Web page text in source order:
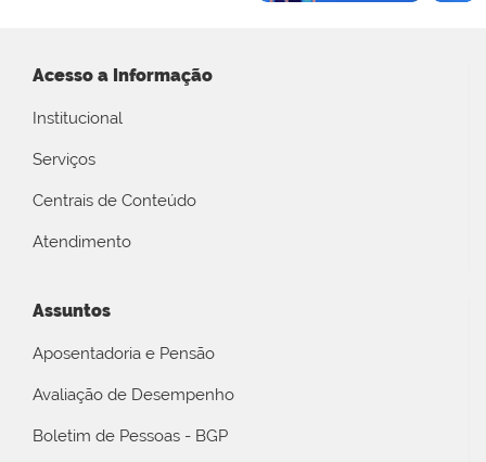
Acesso a Informação
Institucional
Serviços
Centrais de Conteúdo
Atendimento
Assuntos
Aposentadoria e Pensão
Avaliação de Desempenho
Boletim de Pessoas - BGP